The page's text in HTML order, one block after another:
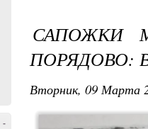
-
САПОЖКИ
ПОРЯДОВО:
Вторник, 09 Марта